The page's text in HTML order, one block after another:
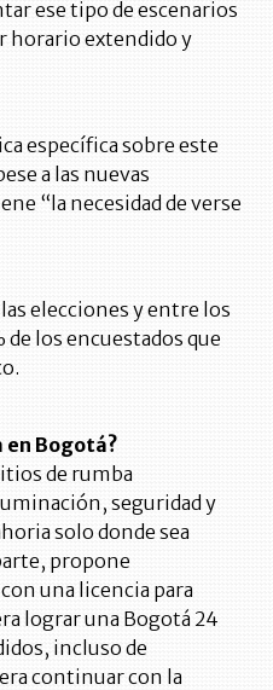
ese tipo de escenarios
horario extendido y
específica sobre este
a las nuevas
“la necesidad de verse
elecciones y entre los
de los encuestados que
en Bogotá?
de rumba
seguridad y
solo donde sea
propone
una licencia para
lograr una Bogotá 24
incluso de
continuar con la